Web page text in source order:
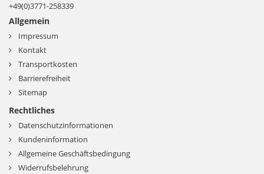
+49(0)3771-258339
Allgemein
Impressum
Kontakt
Transportkosten
Barrierefreiheit
Sitemap
Rechtliches
Datenschutzinformationen
Kundeninformation
Allgemeine Geschäftsbedingung
Widerrufsbelehrung